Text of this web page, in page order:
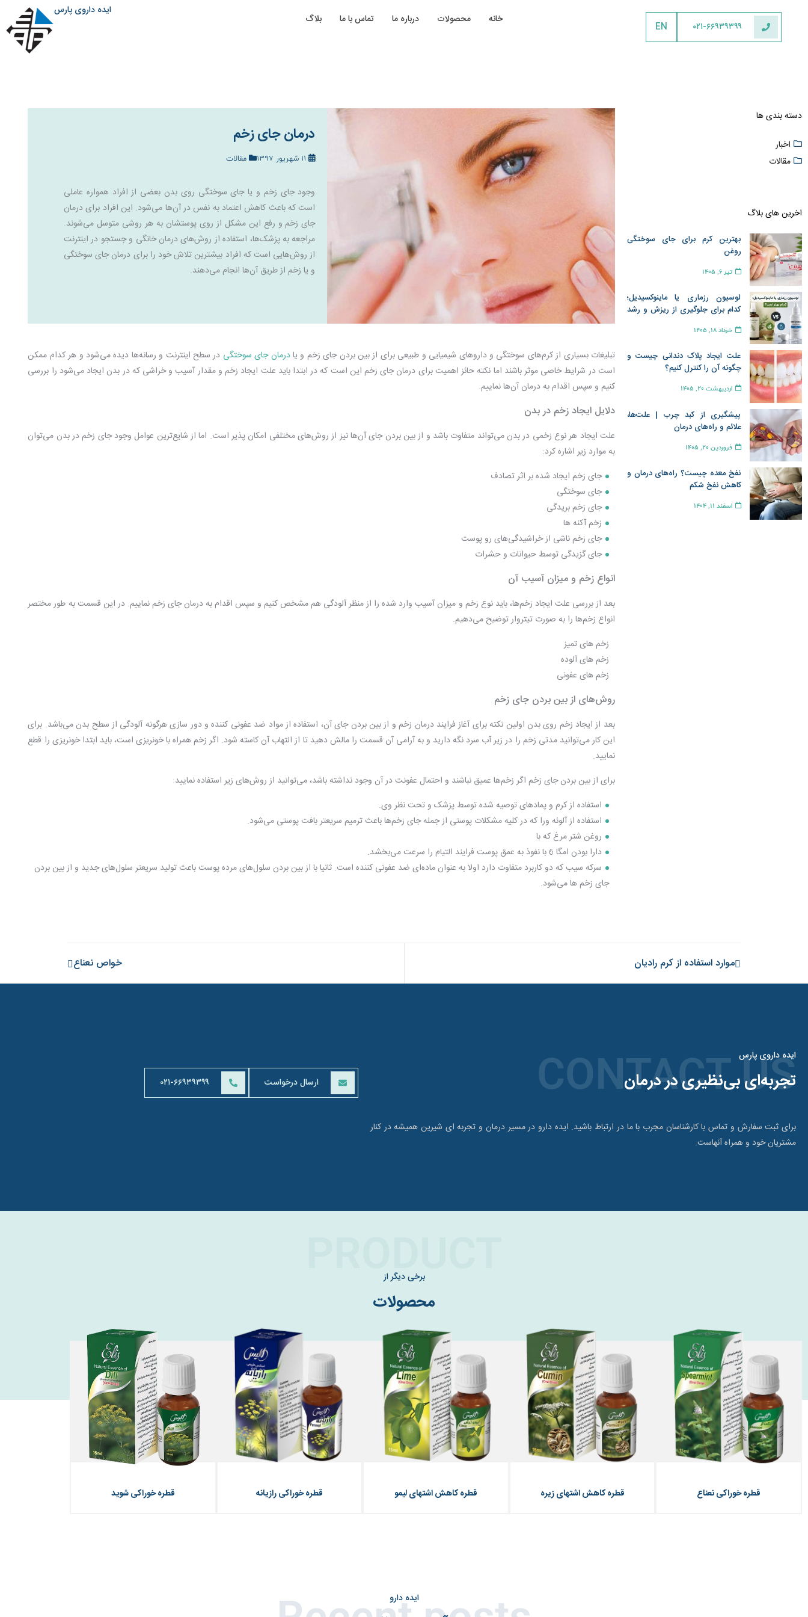
EN ۰۲۱-۶۶۹۳۹۳۹۹
خانه محصولات درباره ما تماس با ما بلاگ
ایده داروی پارس
دسته بندی ها
اخبار
مقالات
اخرین های بلاگ
بهترین کرم برای جای سوختگی
روغن
تیر 6, 1405
لوسیون رزماری یا ماینوکسیدیل؛
کدام برای جلوگیری از ریزش و رشد
خرداد 18, 1405
علت ایجاد پلاک دندانی چیست و
چگونه آن را کنترل کنیم؟
اردیبهشت 20, 1405
پیشگیری از کبد چرب | علت‌ها،
علائم و راه‌های درمان
فروردین 20, 1405
نفخ معده چیست؟ راه‌های درمان و
کاهش نفخ شکم
اسفند 11, 1404
درمان جای زخم
11 شهریور 1397 مقالات
وجود جای زخم و یا جای سوختگی روی بدن بعضی از افراد همواره عاملی
است که باعث کاهش اعتماد به نفس در آن‌ها می‌شود. این افراد برای درمان
جای زخم و رفع این مشکل از روی پوستشان به هر روشی متوسل می‌شوند.
مراجعه به پزشک‌ها، استفاده از روش‌های درمان خانگی و جستجو در اینترنت
از روش‌هایی است که افراد بیشترین تلاش خود را برای درمان جای سوختگی
و یا زخم از طریق آن‌ها انجام می‌دهند.
تبلیغات بسیاری از کرم‌های سوختگی و داروهای شیمیایی و طبیعی برای از بین بردن جای زخم و یادرمان جای سوختگی در سطح اینترنت و رسانه‌ها دیده می‌شود و هر کدام ممکن
است در شرایط خاصی موثر باشند اما نکته حائز اهمیت برای درمان جای زخم این است که در ابتدا باید علت ایجاد زخم و مقدار آسیب و خراشی که در بدن ایجاد می‌شود را بررسی
کنیم و سپس اقدام به درمان آن‌ها نماییم.
دلایل ایجاد زخم در بدن
علت ایجاد هر نوع زخمی در بدن می‌تواند متفاوت باشد و از بین بردن جای آن‌ها نیز از روش‌های مختلفی امکان پذیر است. اما از شایع‌ترین عوامل وجودجای زخمدر بدن می‌توان
به موارد زیر اشاره کرد:
جای زخم ایجاد شده بر اثر تصادف
جای سوختگی
جای زخم بریدگی
زخم آکنه ها
جای زخم ناشی از خراشیدگی‌های رو پوست
جای گزیدگی توسط حیوانات و حشرات
انواع زخم و میزان آسیب آن
بعد از بررسی علت ایجاد زخم‌ها، باید نوع زخم و میزان آسیب وارد شده را از منظر آلودگی هم مشخص کنیم و سپس اقدام بهدرمان جای زخمنماییم. در این قسمت به طور مختصر
انواع زخم‌ها را به صورت تیتروار توضیح می‌دهیم.
زخم های تمیز
زخم های آلوده
زخم های عفونی
روش‌های از بین بردن جای زخم
بعد از ایجاد زخم روی بدن اولین نکته برای آغاز فرایند درمان زخم و از بین بردن جای آن، استفاده از مواد ضد عفونی کننده و دور سازی هرگونه آلودگی از سطح بدن می‌باشد. برای
این کار می‌توانید مدتی زخم را در زیر آب سرد نگه دارید و به آرامی آن قسمت را مالش دهید تا از التهاب آن کاسته شود. اگر زخم همراه با خونریزی است، باید ابتدا خونریزی را قطع
نمایید.
برای از بین بردن جای زخم اگر زخم‌ها عمیق نباشند و احتمال عفونت در آن وجود نداشته باشد، می‌توانید از روش‌های زیر استفاده نمایید:
استفاده از کرم و پمادهای توصیه شده توسط پزشک و تحت نظر وی.
استفاده از آلوئه ورا که در کلیه مشکلات پوستی از جمله جای زخم‌ها باعث ترمیم سریعتر بافت پوستی می‌شود.
روغن شتر مرغ که با
دارا بودن امگا 6 با نفوذ به عمق پوست فرایند التیام را سرعت می‌بخشد.
سرکه سیب که دو کاربرد متفاوت دارد اولا به عنوان ماده‌ای ضد عفونی کننده است. ثانیا با از بین بردن سلول‌های مرده پوست باعث تولید سریعتر سلول‌های جدید و از بین بردن
جای زخمها می‌شود.
موارد استفاده از کرم رادیان خواص نعناع
ایده داروی پارس
تجربه‌ای بی‌نظیری در درمان
CONTACT US
برای ثبت سفارش و تماس با کارشناسان مجرب با ما در ارتباط باشید. ایده دارو در مسیر درمان و تجربه ای شیرین همیشه در کنار
مشتریان خود و همراه آنهاست.
ارسال درخواست ۰۲۱-۶۶۹۳۹۳۹۹
برخی دیگر از
محصولات
قطره خوراکی نعناع قطره کاهش اشتهای زیره قطره کاهش اشتهای لیمو قطره خوراکی رازیانه قطره خوراکی شوید
ایده دارو